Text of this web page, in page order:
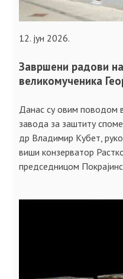
12. јун 2026.
Завршени радови
великомученика
Данас су овим поводом
завода за заштиту
др Владимир Кубет,
виши конзерватор
председницом